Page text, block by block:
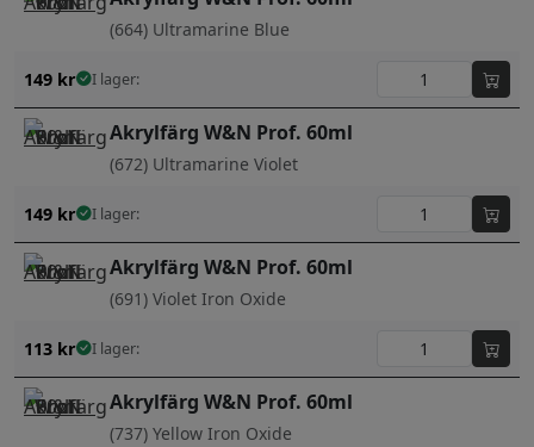
(664) Ultramarine Blue
149 kr I lager:
Akrylfärg W&N Prof. 60ml
(672) Ultramarine Violet
149 kr I lager:
Akrylfärg W&N Prof. 60ml
(691) Violet Iron Oxide
113 kr I lager:
Akrylfärg W&N Prof. 60ml
(737) Yellow Iron Oxide